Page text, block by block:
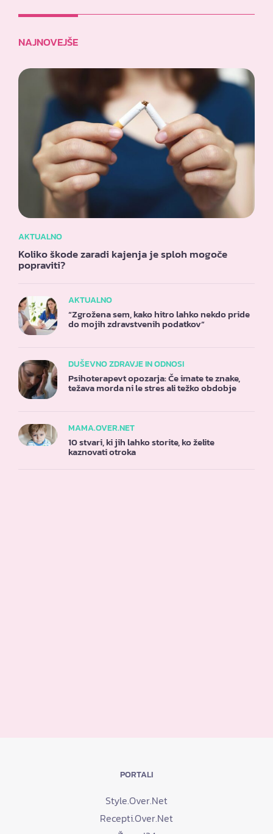
NAJNOVEJŠE
AKTUALNO
Koliko škode zaradi kajenja je sploh mogoče
popraviti?
AKTUALNO
“Zgrožena sem, kako hitro lahko nekdo pride
do mojih zdravstvenih podatkov”
DUŠEVNO ZDRAVJE IN ODNOSI
Psihoterapevt opozarja: Če imate te znake,
težava morda ni le stres ali težko obdobje
MAMA.OVER.NET
10 stvari, ki jih lahko storite, ko želite
kaznovati otroka
PORTALI
Style.Over.Net
Recepti.Over.Net